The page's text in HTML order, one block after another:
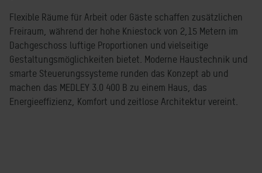
Flexible Räume für Arbeit oder Gäste schaffen zusätzlichen
Freiraum, während der hohe Kniestock von 2,15 Metern im
Dachgeschoss luftige Proportionen und vielseitige
Gestaltungsmöglichkeiten bietet. Moderne Haustechnik und
smarte Steuerungssysteme runden das Konzept ab und
machen das MEDLEY 3.0 400 B zu einem Haus, das
Energieeffizienz, Komfort und zeitlose Architektur vereint.